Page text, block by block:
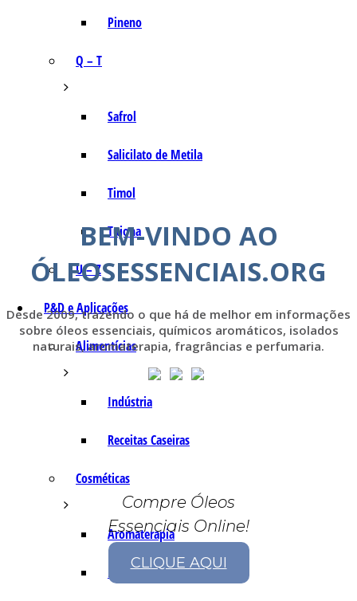
Pineno
Q – T
Safrol
Salicilato de Metila
Timol
Tujona
U – Z
P&D e Aplicações
Alimentícias
Indústria
Receitas Caseiras
Cosméticas
Aromaterapia
Fórmulas Caseiras
BEM-VINDO AO
ÓLEOSESSENCIAIS.ORG
Desde 2009, trazendo o que há de melhor em informações
sobre óleos essenciais, químicos aromáticos, isolados
naturais, aromaterapia, fragrâncias e perfumaria.
Compre Óleos
Essenciais Online!
CLIQUE AQUI